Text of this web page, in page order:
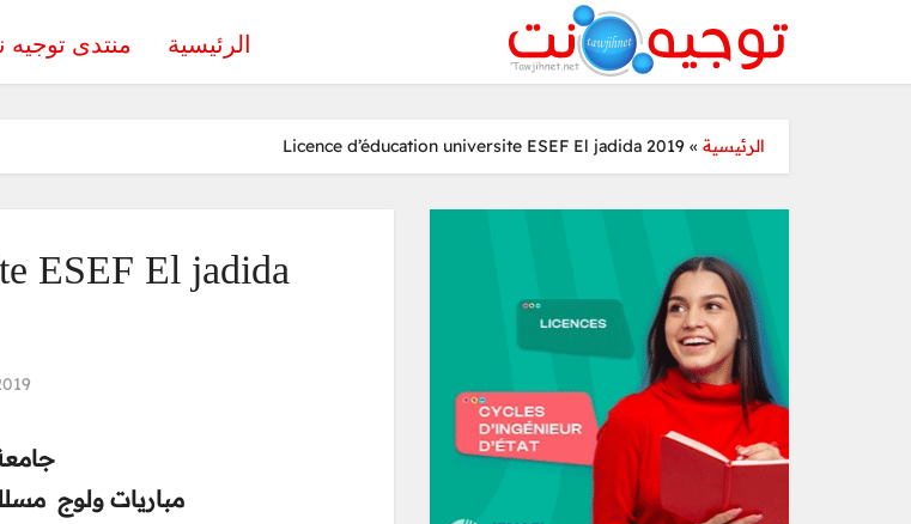
الرئيسية منتدى توجيه
الرئيسية »
Licence d’éducation universite ESEF El jadida 2019
ESEF El jadida
مباريات ولوج مسلك